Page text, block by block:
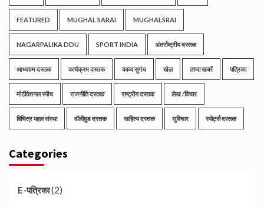
FEATURED MUGHAL SARAI MUGHALSRAI
NAGARPALIKA DDU SPORT INDIA अंतर्राष्ट्रीय दस्तक
आध्यात्म दस्तक कार्यक्रम दस्तक काव्य सुगंध खेल ताजा खबरें पत्रिका
मोटीवेशनल स्पीच राजनीति दस्तक राष्ट्रीय दस्तक लेख /विचार
विचित्र पहल संस्था वॉलीवुड दस्तक साहित्य दस्तक सुविचार स्पोर्ट्स दस्तक
Categories
E-पत्रिका(2)